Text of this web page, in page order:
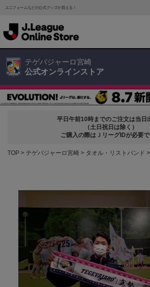
ユニフォームなどの公式グッズが買える！
テゲバジャーロ宮崎
公式オンラインストア
平日午前10時までのご注文は当日
（土日祝日は除く）
ご購入の際はＪリーグIDが必要で
TOP テゲバジャーロ宮崎 タオル・リストバンド